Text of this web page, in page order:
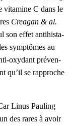
vita­mine C dans le
Crea­gan & al.
son effet anti­his­ta­
symp­tômes au
oxy­dant pré­ven­
qu’il se rap­proche
Linus Pau­ling
des rares à avoir